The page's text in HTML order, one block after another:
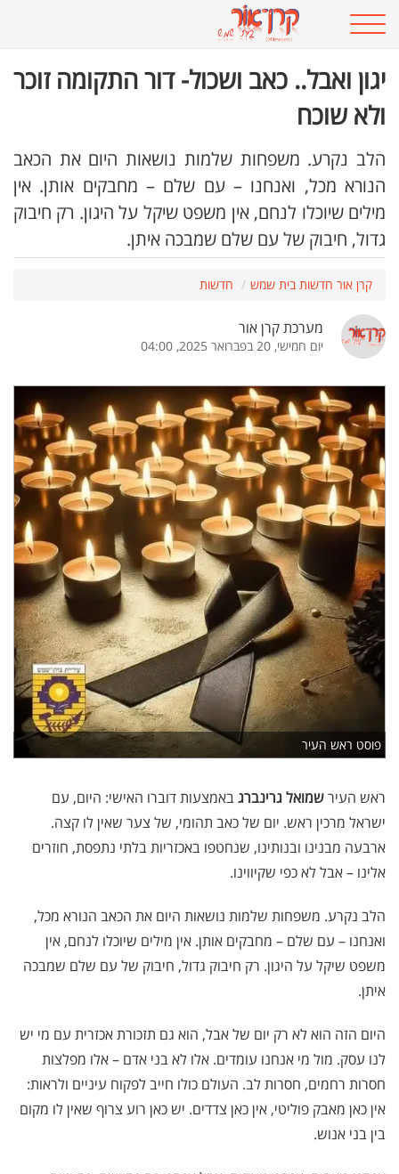
יגון ואבל.. כאב ושכול- דור התקומה זוכר
ולא שוכח
הלב נקרע. משפחות שלמות נושאות היום את הכאב
הנורא מכל, ואנחנו – עם שלם – מחבקים אותן. אין
מילים שיוכלו לנחם, אין משפט שיקל על היגון. רק חיבוק
גדול, חיבוק של עם שלם שמבכה איתן.
קרן אור חדשות בית שמש חדשות
מערכת קרן אור
יום חמישי, 20 בפברואר 2025, 04:00
פוסט ראש העיר
ראש העירשמואל גרינברגבאמצעות דוברו האישי: היום, עם
ישראל מרכין ראש. יום של כאב תהומי, של צער שאין לו קצה.
ארבעה מבנינו ובנותינו, שנחטפו באכזריות בלתי נתפסת, חוזרים
אלינו – אבל לא כפי שקיווינו.
הלב נקרע. משפחות שלמות נושאות היום את הכאב הנורא מכל,
ואנחנו – עם שלם – מחבקים אותן. אין מילים שיוכלו לנחם, אין
משפט שיקל על היגון. רק חיבוק גדול, חיבוק של עם שלם שמבכה
איתן.
היום הזה הוא לא רק יום של אבל, הוא גם תזכורת אכזרית עם מי יש
לנו עסק. מול מי אנחנו עומדים. אלו לא בני אדם – אלו מפלצות
חסרות רחמים, חסרות לב. העולם כולו חייב לפקוח עיניים ולראות:
אין כאן מאבק פוליטי, אין כאן צדדים. יש כאן רוע צרוף שאין לו מקום
בין בני אנוש.